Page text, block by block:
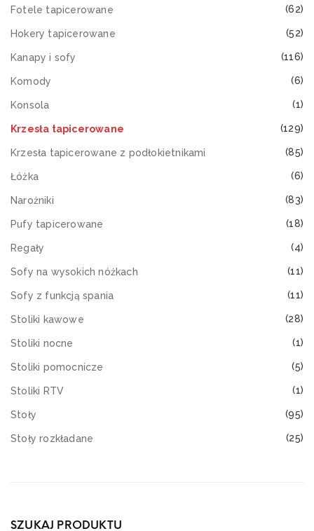
Fotele tapicerowane (62)
Hokery tapicerowane (52)
Kanapy i sofy (116)
Komody (6)
Konsola (1)
Krzesła tapicerowane (129)
Krzesła tapicerowane z podłokietnikami (85)
Łóżka (6)
Narożniki (83)
Pufy tapicerowane (18)
Regały (4)
Sofy na wysokich nóżkach (11)
Sofy z funkcją spania (11)
Stoliki kawowe (28)
Stoliki nocne (1)
Stoliki pomocnicze (5)
Stoliki RTV (1)
Stoły (95)
Stoły rozkładane (25)
SZUKAJ PRODUKTU